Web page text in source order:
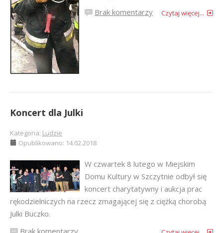
Brak komentarzy
Czytaj więcej...
Koncert dla Julki
Kategoria: Ludzie
Opublikowano: 14.02.2018
W czwartek 8 lutego w Miejskim
Domu Kultury w Szczytnie odbył się
koncert charytatywny i aukcja prac
rękodzielniczych na rzecz zmagającej się z ciężką chorobą
Julki Buczko.
Brak komentarzy